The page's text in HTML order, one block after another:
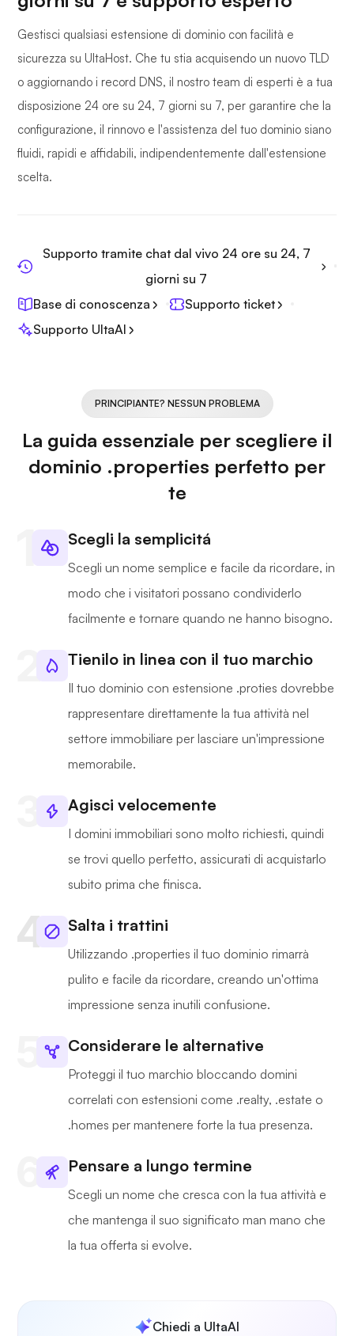
Gestisci qualsiasi estensione di dominio con facilità e
sicurezza su UltaHost. Che tu stia acquisendo un nuovo TLD
o aggiornando i record DNS, il nostro team di esperti è a tua
disposizione 24 ore su 24, 7 giorni su 7, per garantire che la
configurazione, il rinnovo e l'assistenza del tuo dominio siano
fluidi, rapidi e affidabili, indipendentemente dall'estensione
scelta.
Supporto tramite chat dal vivo 24 ore su 24, 7
giorni su 7
Base di conoscenza
Supporto ticket
Supporto UltaAI
PRINCIPIANTE? NESSUN PROBLEMA
La guida essenziale per scegliere il
dominio .properties perfetto per
te
Scegli la semplicitá
Scegli un nome semplice e facile da ricordare, in
modo che i visitatori possano condividerlo
facilmente e tornare quando ne hanno bisogno.
Tienilo in linea con il tuo marchio
Il tuo dominio con estensione .proties dovrebbe
rappresentare direttamente la tua attività nel
settore immobiliare per lasciare un'impressione
memorabile.
Agisci velocemente
I domini immobiliari sono molto richiesti, quindi
se trovi quello perfetto, assicurati di acquistarlo
subito prima che finisca.
Salta i trattini
Utilizzando .properties il tuo dominio rimarrà
pulito e facile da ricordare, creando un'ottima
impressione senza inutili confusione.
Considerare le alternative
Proteggi il tuo marchio bloccando domini
correlati con estensioni come .realty, .estate o
.homes per mantenere forte la tua presenza.
Pensare a lungo termine
Scegli un nome che cresca con la tua attività e
che mantenga il suo significato man mano che
la tua offerta si evolve.
Chiedi a UltaAI